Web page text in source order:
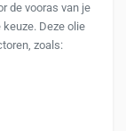
de vooras van je
Deze olie
zoals: